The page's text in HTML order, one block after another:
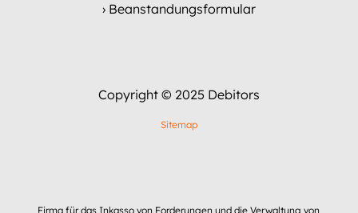
› Beanstandungsformular
Copyright © 2025 Debitors
Sitemap
Firma für das Inkasso von Forderungen und die Verwaltung von